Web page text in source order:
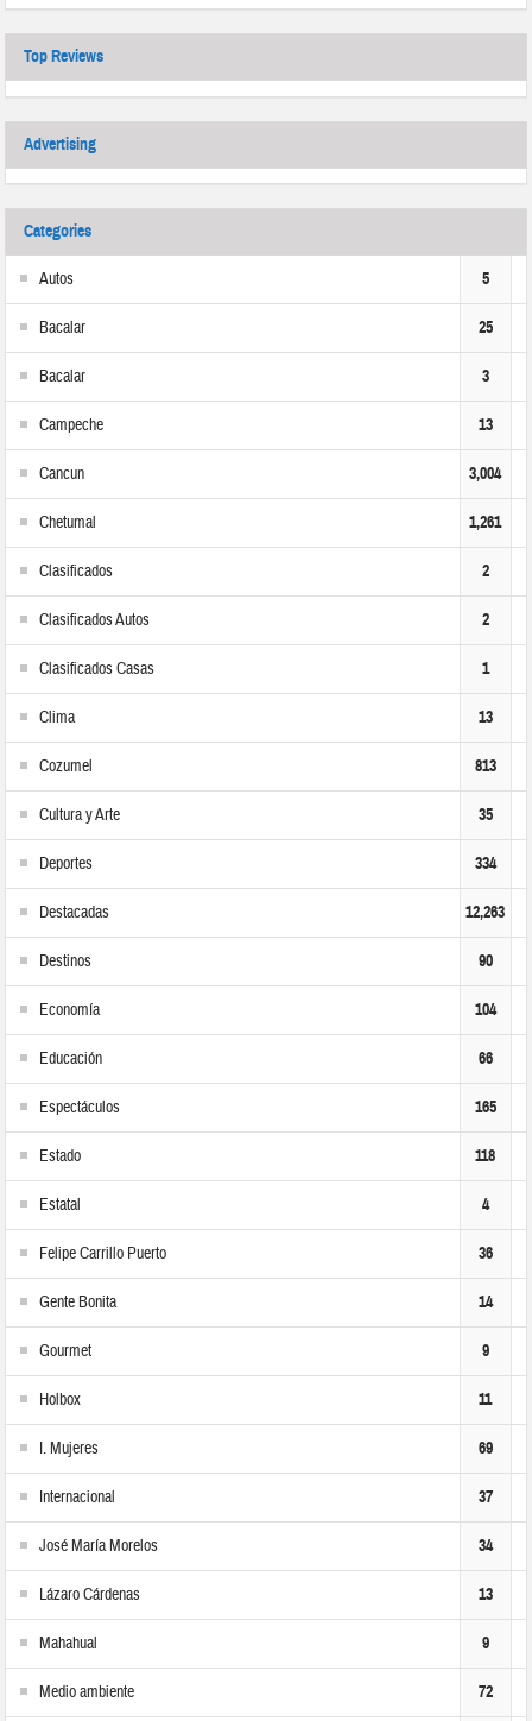
Top Reviews
Advertising
Categories
Autos 5
Bacalar 25
Bacalar 3
Campeche 13
Cancun 3,004
Chetumal 1,261
Clasificados 2
Clasificados Autos 2
Clasificados Casas 1
Clima 13
Cozumel 813
Cultura y Arte 35
Deportes 334
Destacadas 12,263
Destinos 90
Economía 104
Educación 66
Espectáculos 165
Estado 118
Estatal 4
Felipe Carrillo Puerto 36
Gente Bonita 14
Gourmet 9
Holbox 11
I. Mujeres 69
Internacional 37
José María Morelos 34
Lázaro Cárdenas 13
Mahahual 9
Medio ambiente 72